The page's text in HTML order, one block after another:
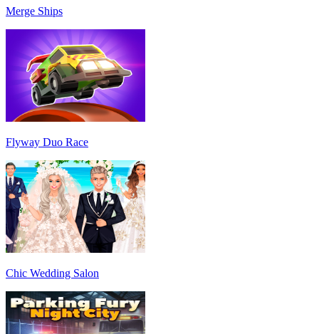
Merge Ships
Flyway Duo Race
Chic Wedding Salon